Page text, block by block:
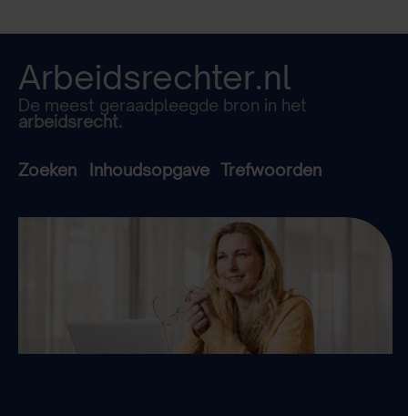
Arbeidsrechter.nl
De meest geraadpleegde bron in het
arbeidsrecht.
Zoeken Inhoudsopgave Trefwoorden